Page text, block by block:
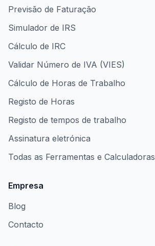
Previsão de Faturação
Simulador de IRS
Cálculo de IRC
Validar Número de IVA (VIES)
Cálculo de Horas de Trabalho
Registo de Horas
Registo de tempos de trabalho
Assinatura eletrónica
Todas as Ferramentas e Calculadoras
Empresa
Blog
Contacto